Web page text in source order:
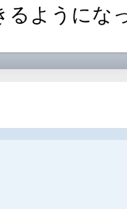
るようにな